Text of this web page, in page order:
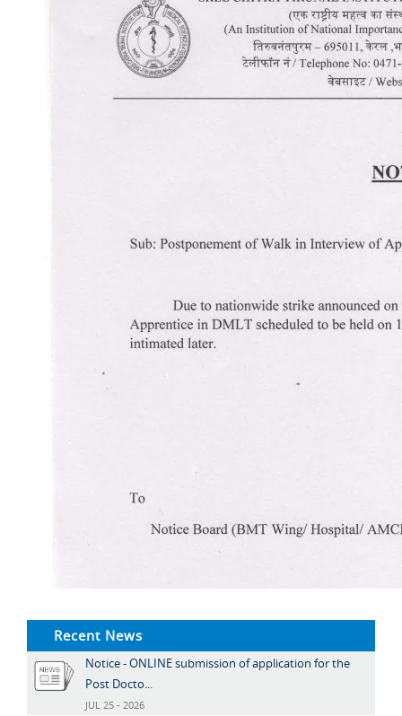
Recent News
Notice - ONLINE submission of application for the
Post Docto...
JUL 25 - 2026